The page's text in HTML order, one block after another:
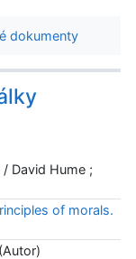
dokumenty
David Hume ;
of morals.